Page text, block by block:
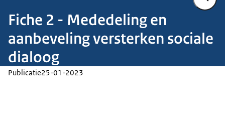
Fiche 2 - Mededeling en
aanbeveling versterken sociale
dialoog
Publicatie25-01-2023